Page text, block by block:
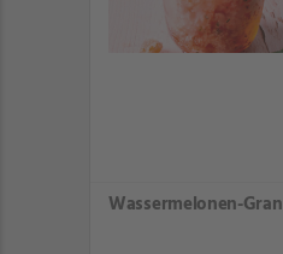
Wassermelonen-